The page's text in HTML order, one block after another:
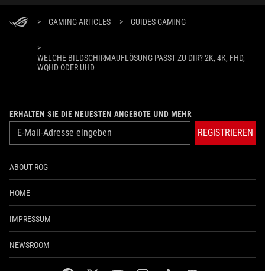
> GAMING ARTICLES > GUIDES GAMING
>
WELCHE BILDSCHIRMAUFLÖSUNG PASST ZU DIR? 2K, 4K, FHD,
WQHD ODER UHD
ERHALTEN SIE DIE NEUESTEN ANGEBOTE UND MEHR
REGISTRIEREN
ABOUT ROG
HOME
IMPRESSUM
NEWSROOM